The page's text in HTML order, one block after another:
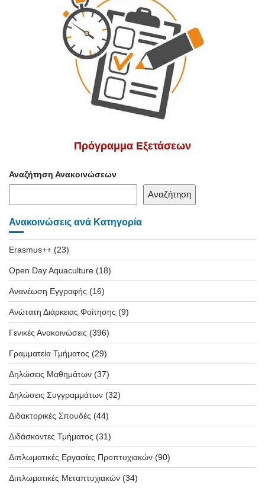
Πρόγραμμα Εξετάσεων
Αναζήτηση Ανακοινώσεων
Αναζήτηση
Ανακοινώσεις ανά Κατηγορία
Erasmus++ (23)
Open Day Aquaculture (18)
Ανανέωση Εγγραφής (16)
Ανώτατη Διάρκειας Φοίτησης (9)
Γενικές Ανακοινώσεις (396)
Γραμματεία Τμήματος (29)
Δηλώσεις Μαθημάτων (37)
Δηλώσεις Συγγραμμάτων (32)
Διδακτορικές Σπουδές (44)
Διδάσκοντες Τμήματος (31)
Διπλωματικές Εργασίες Προπτυχιακών (90)
Διπλωματικές Μεταπτυχιακών (34)